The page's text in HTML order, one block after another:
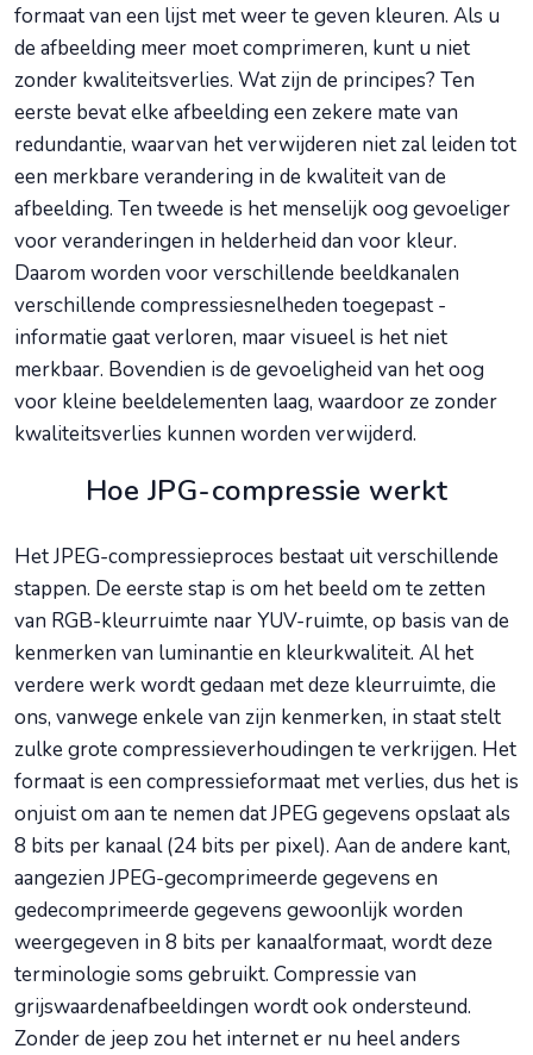
formaat van een lijst met weer te geven kleuren. Als u
de afbeelding meer moet comprimeren, kunt u niet
zonder kwaliteitsverlies. Wat zijn de principes? Ten
eerste bevat elke afbeelding een zekere mate van
redundantie, waarvan het verwijderen niet zal leiden tot
een merkbare verandering in de kwaliteit van de
afbeelding. Ten tweede is het menselijk oog gevoeliger
voor veranderingen in helderheid dan voor kleur.
Daarom worden voor verschillende beeldkanalen
verschillende compressiesnelheden toegepast -
informatie gaat verloren, maar visueel is het niet
merkbaar. Bovendien is de gevoeligheid van het oog
voor kleine beeldelementen laag, waardoor ze zonder
kwaliteitsverlies kunnen worden verwijderd.
Hoe JPG-compressie werkt
Het JPEG-compressieproces bestaat uit verschillende
stappen. De eerste stap is om het beeld om te zetten
van RGB-kleurruimte naar YUV-ruimte, op basis van de
kenmerken van luminantie en kleurkwaliteit. Al het
verdere werk wordt gedaan met deze kleurruimte, die
ons, vanwege enkele van zijn kenmerken, in staat stelt
zulke grote compressieverhoudingen te verkrijgen. Het
formaat is een compressieformaat met verlies, dus het is
onjuist om aan te nemen dat JPEG gegevens opslaat als
8 bits per kanaal (24 bits per pixel). Aan de andere kant,
aangezien JPEG-gecomprimeerde gegevens en
gedecomprimeerde gegevens gewoonlijk worden
weergegeven in 8 bits per kanaalformaat, wordt deze
terminologie soms gebruikt. Compressie van
grijswaardenafbeeldingen wordt ook ondersteund.
Zonder de jeep zou het internet er nu heel anders